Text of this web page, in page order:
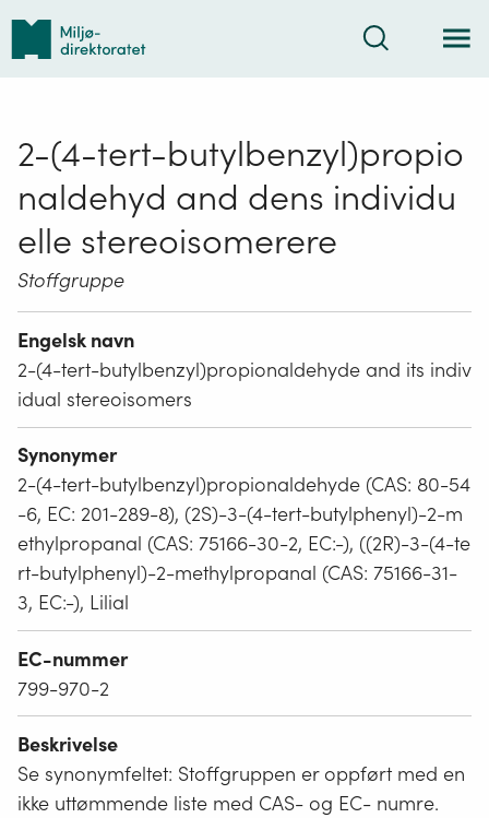
Tilbake
forsiden
Søk
2-(4-tert-butylbenzyl)propio
naldehyd and dens individu
elle stereoisomerere
Stoffgruppe
Engelsk navn
2-(4-tert-butylbenzyl)propionaldehyde and its indiv
idual stereoisomers
Synonymer
2-(4-tert-butylbenzyl)propionaldehyde (CAS: 80-54
-6, EC: 201-289-8), (2S)-3-(4-tert-butylphenyl)-2-m
ethylpropanal (CAS: 75166-30-2, EC:-), ((2R)-3-(4-te
rt-butylphenyl)-2-methylpropanal (CAS: 75166-31-
3, EC:-), Lilial
EC-nummer
799-970-2
Beskrivelse
Se synonymfeltet: Stoffgruppen er oppført med en
ikke uttømmende liste med CAS- og EC- numre.